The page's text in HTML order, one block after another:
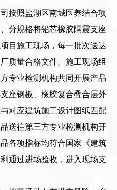
按照盐湖区南城医养结合项
分规格将铅芯橡胶隔震支座
目施工现场，每一批次送达
质量合格文件。施工现场组
专业检测机构共同开展产品
座钢板、橡胶复合叠合层外
对应建筑施工设计图纸匹配
送往第三方专业检测机构开
各项指标均符合国家《建筑
通过进场验收，进入现场支